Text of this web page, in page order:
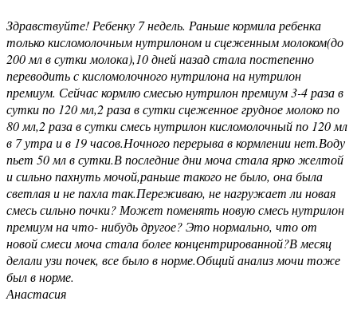
Здравствуйте! Ребенку 7 недель. Раньше кормила ребенка
только кисломолочным нутрилоном и сцеженным молоком(до
200 мл в сутки молока),10 дней назад стала постепенно
переводить с кисломолочного нутрилона на нутрилон
премиум. Сейчас кормлю смесью нутрилон премиум 3-4 раза в
сутки по 120 мл,2 раза в сутки сцеженное грудное молоко по
80 мл,2 раза в сутки смесь нутрилон кисломолочный по 120 мл
в 7 утра и в 19 часов.Ночного перерыва в кормлении нет.Воду
пьет 50 мл в сутки.В последние дни моча стала ярко желтой
и сильно пахнуть мочой,раньше такого не было, она была
светлая и не пахла так.Переживаю, не нагружает ли новая
смесь сильно почки? Может поменять новую смесь нутрилон
премиум на что- нибудь другое? Это нормально, что от
новой смеси моча стала более концентрированной?В месяц
делали узи почек, все было в норме.Общий анализ мочи тоже
был в норме.
Анастасия